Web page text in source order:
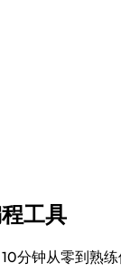
工具
分钟从零到熟